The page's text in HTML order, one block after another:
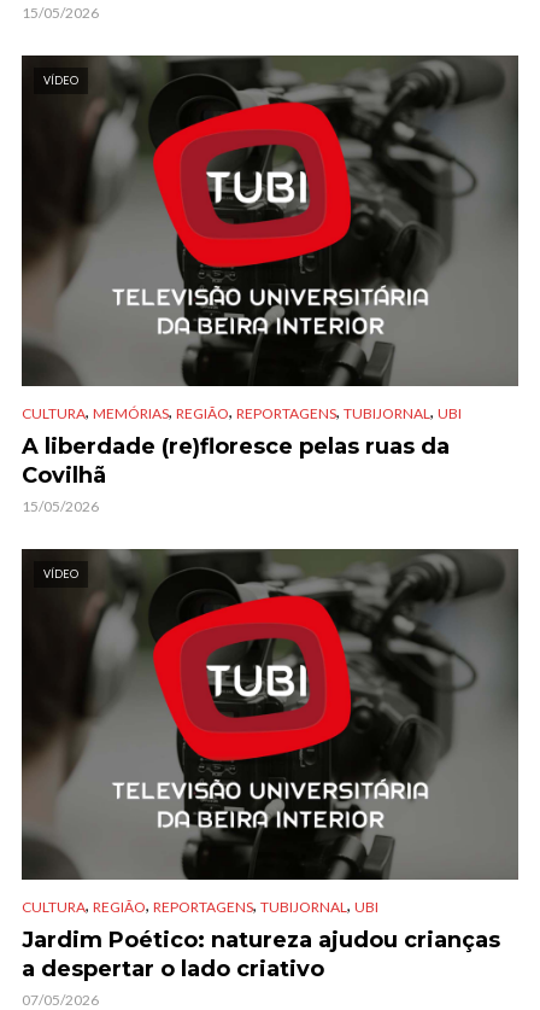
15/05/2026
VÍDEO
CULTURA, MEMÓRIAS, REGIÃO, REPORTAGENS, TUBIJORNAL , UBI
A liberdade (re)floresce pelas ruas da
Covilhã
15/05/2026
VÍDEO
CULTURA, REGIÃO, REPORTAGENS, TUBIJORNAL , UBI
Jardim Poético: natureza ajudou crianças
a despertar o lado criativo
07/05/2026